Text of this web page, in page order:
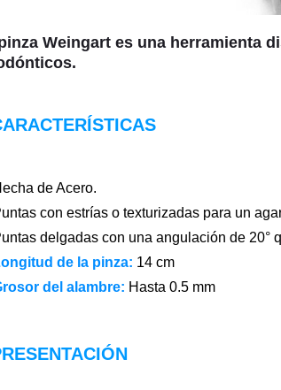
Weingart es una herramienta
de Acero.
con estrías o texturizadas para un
delgadas con una angulación de 20°
de la pinza: 14 cm
del alambre: Hasta 0.5 mm